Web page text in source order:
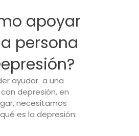
apoyar
persona
ayudar a una
depresión, en
necesitamos
es la depresión: